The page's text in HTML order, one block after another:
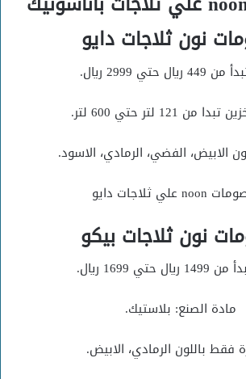
نون ثلاجات دايو
حتي 2999 ريال.
121 لتر حتي 600 لتر.
الابيض، الفضي، الرمادي، الاسود.
نون ثلاجات بيكو
حتي 1699 ريال.
مادة الصنع: بلاستيك.
فقط باللون الرمادي، الابيض.